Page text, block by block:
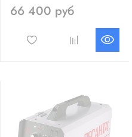
66 400 руб